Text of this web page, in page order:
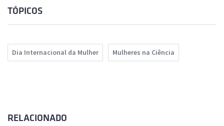
TÓPICOS
Dia Internacional da Mulher Mulheres na Ciência
RELACIONADO